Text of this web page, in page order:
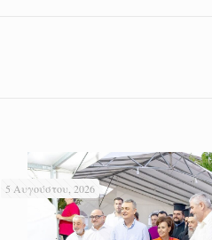
5 Αυγούστου, 2026